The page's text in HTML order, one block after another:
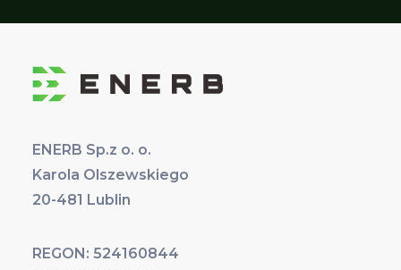
ENERB Sp.z o. o.
Karola Olszewskiego
20-481 Lublin
REGON: 524160844